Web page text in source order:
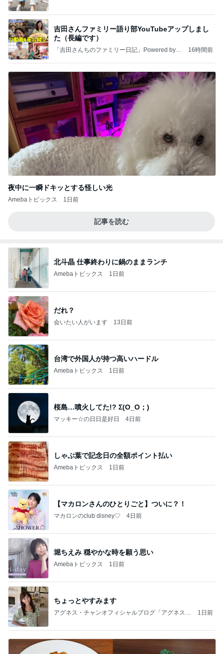
吉田さんファミリー語り部YouTubeアップしまし
た（長編です）
「吉田さんちのファミリー日記」Powered by A
16時間前
夜中に一瞬ドキッとする怪しい光
Amebaトピックス 1日前
記事を読む
北斗晶 仕事終わりに鍋のままランチ
Amebaトピックス 1日前
だれ？
会いたい人がいます 13日前
台湾で外国人が持つ高いハードル
Amebaトピックス 1日前
桜島…噴火してた!? Σ(O_O；)
マッキー☆の日日是好日 4日前
しゃぶ葉で記念日の全額ポイント払い
Amebaトピックス 1日前
【マカロンさんのひとりごと】ついに？！
マカロンのclub disney♡ 4日前
堀ちえみ 穏やかな時を願う思い
Amebaトピックス 1日前
ちょっとやすみます
アグネス・チャンオフィシャルブログ「アグネスち
1日前